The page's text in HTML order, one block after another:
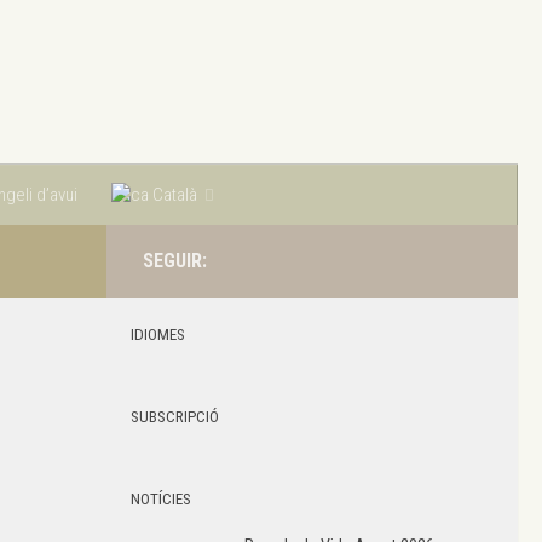
d’avui Català
SEGUIR:
IDIOMES
SUBSCRIPCIÓ
NOTÍCIES